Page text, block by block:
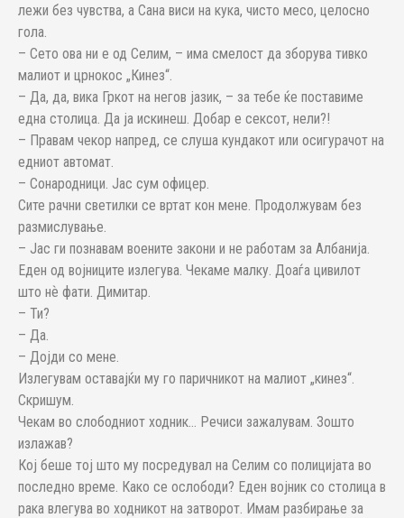
лежи без чувства, а Сана виси на кука, чисто месо, целосно
гола.
– Сето ова ни е од Селим, – има смелост да зборува тивко
малиот и црнокос „Кинез“.
– Да, да, вика Гркот на негов јазик, – за тебе ќе поставиме
една столица. Да ја искинеш. Добар е сексот, нели?!
– Правам чекор напред, се слуша кундакот или осигурачот на
едниот автомат.
– Сонародници. Јас сум офицер.
Сите рачни светилки се вртат кон мене. Продолжувам без
размислување.
– Јас ги познавам воените закони и не работам за Албанија.
Еден од војниците излегува. Чекаме малку. Доаѓа цивилот
што нѐ фати. Димитар.
– Ти?
– Да.
– Дојди со мене.
Излегувам оставајќи му го паричникот на малиот „кинез“.
Скришум.
Чекам во слободниот ходник… Речиси зажалувам. Зошто
излажав?
Кој беше тој што му посредувал на Селим со полицијата во
последно време. Како се ослободи? Еден војник со столица в
рака влегува во ходникот на затворот. Имам разбирање за